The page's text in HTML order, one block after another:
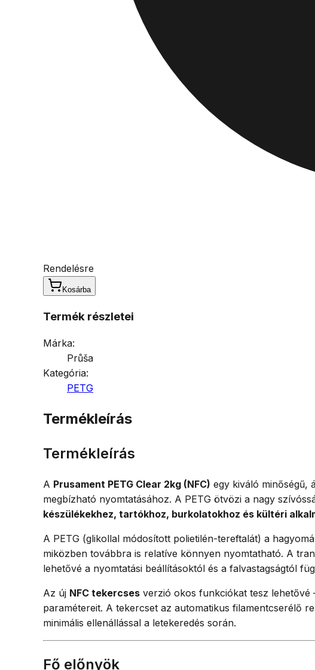
Rendelésre
Kosárba
Termék részletei
Márka:
Průša
Kategória:
PETG
Termékleírás
Termékleírás
A Prusament PETG Clear 2kg (NFC) egy kiváló minőségű,
megbízható nyomtatásához. A PETG ötvözi a nagy
készülékekhez, tartókhoz, burkolatokhoz és kültéri
A PETG (glikollal módosított polietilén-tereftalát) a
miközben továbbra is relatíve könnyen nyomtatható. A
lehetővé a nyomtatási beállításoktól és a falvastagságtól
Az új NFC tekercses verzió okos funkciókat tesz lehetővé
paramétereit. A tekercset az automatikus filamentcserélő
minimális ellenállással a letekeredés során.
Fő előnyök